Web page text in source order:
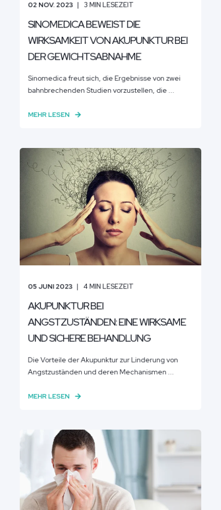
02 NOV. 2023 3MIN LESEZEIT
SINOMEDICA BEWEIST DIE
WIRKSAMKEIT VON AKUPUNKTUR BEI
DER GEWICHTSABNAHME
Sinomedica freut sich, die Ergebnisse von zwei
bahnbrechenden Studien vorzustellen, die ...
MEHR LESEN
05 JUNI 2023 4MIN LESEZEIT
AKUPUNKTUR BEI
ANGSTZUSTÄNDEN: EINE WIRKSAME
UND SICHERE BEHANDLUNG
Die Vorteile der Akupunktur zur Linderung von
Angstzuständen und deren Mechanismen ...
MEHR LESEN